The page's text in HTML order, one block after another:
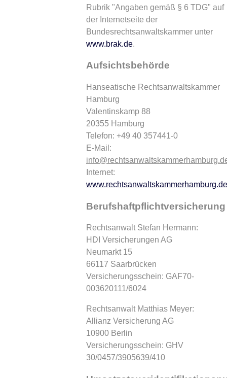
Rubrik "Angaben gemäß § 6 TDG" auf
der Internetseite der
Bundesrechtsanwaltskammer unter
www.brak.de.
Aufsichtsbehörde
Hanseatische Rechtsanwaltskammer
Hamburg
Valentinskamp 88
20355 Hamburg
Telefon: +49 40 357441-0
E-Mail:
Internet:
www.rechtsanwaltskammerhamburg.de
Berufshaftpflichtversicherung
Rechtsanwalt Stefan Hermann:
HDI Versicherungen AG
Neumarkt 15
66117 Saarbrücken
Versicherungsschein: GAF70-
003620111/6024
Rechtsanwalt Matthias Meyer:
Allianz Versicherung AG
10900 Berlin
Versicherungsschein: GHV
30/0457/3905639/410